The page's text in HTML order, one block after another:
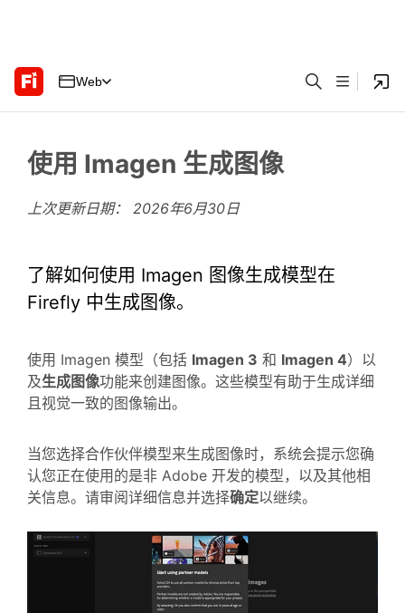
Web
使用 Imagen 生成图像
上次更新日期： 2026年6月30日
了解如何使用 Imagen 图像生成模型在
Firefly 中生成图像。
使用 Imagen 模型（包括 Imagen 3 和 Imagen 4）以
及生成图像功能来创建图像。这些模型有助于生成详细
且视觉一致的图像输出。
当您选择合作伙伴模型来生成图像时，系统会提示您确
认您正在使用的是非 Adobe 开发的模型，以及其他相
关信息。请审阅详细信息并选择确定以继续。